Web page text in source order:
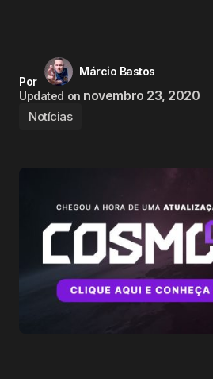
Por
Márcio Bastos
Updated on novembro 23, 2020
Notícias